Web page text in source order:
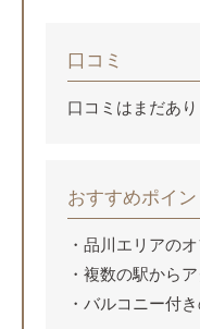
口コミ
口コミはまだあり
おすすめポイン
品川エリアの
複数の駅から
バルコニー付